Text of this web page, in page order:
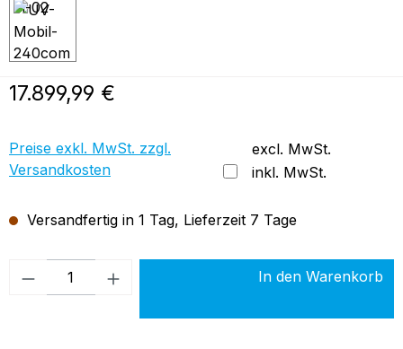
Regulärer Preis:
17.899,99 €
Preise exkl. MwSt. zzgl.
Versandkosten
excl. MwSt.
inkl. MwSt.
Versandfertig in 1 Tag, Lieferzeit 7 Tage
Produkt Anzahl: Gib den gewünschten
In den Warenkorb